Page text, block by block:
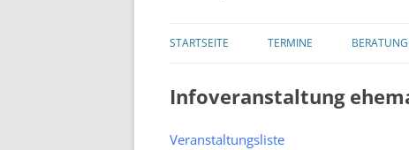
STARTSEITE TERMINE
Infoveranstaltung
Veranstaltungsliste